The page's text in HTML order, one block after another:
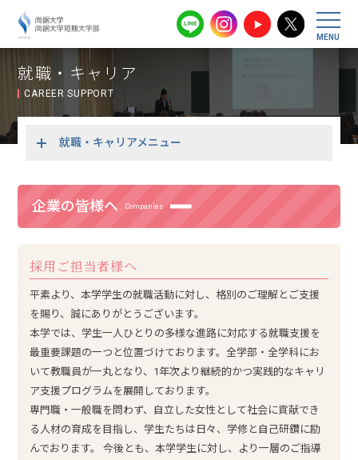
尚絅大学・尚
就職・キャリア
CAREER SUPPORT
就職・キャリアメニュー
企業の皆様へ Companies
採用ご担当者様へ
平素より、本学学生の就職活動に対し、格別のご理解とご支援
を賜り、誠にありがとうございます。
本学では、学生一人ひとりの多様な進路に対応する就職支援を
最重要課題の一つと位置づけております。全学部・全学科にお
いて教職員が一丸となり、1年次より継続的かつ実践的なキャリ
ア支援プログラムを展開しております。
専門職・一般職を問わず、自立した女性として社会に貢献でき
る人材の育成を目指し、学生たちは日々、学修と自己研鑽に励
んでおります。 今後とも、本学学生に対し、より一層のご指導